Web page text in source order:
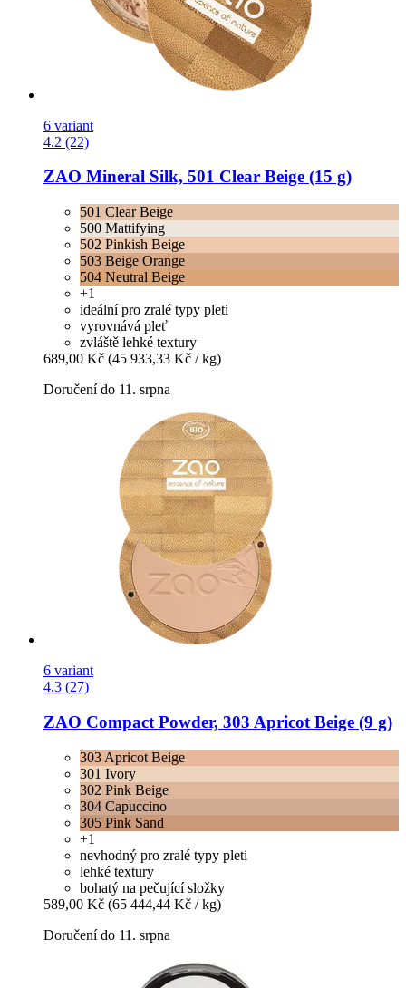
6 variant
4.2 (22)
ZAO Mineral Silk, 501 Clear Beige (15 g)
501 Clear Beige
500 Mattifying
502 Pinkish Beige
503 Beige Orange
504 Neutral Beige
+1
ideální pro zralé typy pleti
vyrovnává pleť
zvláště lehké textury
689,00 Kč (45 933,33 Kč / kg)
Doručení do 11. srpna
6 variant
4.3 (27)
ZAO Compact Powder, 303 Apricot Beige (9 g)
303 Apricot Beige
301 Ivory
302 Pink Beige
304 Capuccino
305 Pink Sand
+1
nevhodný pro zralé typy pleti
lehké textury
bohatý na pečující složky
589,00 Kč (65 444,44 Kč / kg)
Doručení do 11. srpna